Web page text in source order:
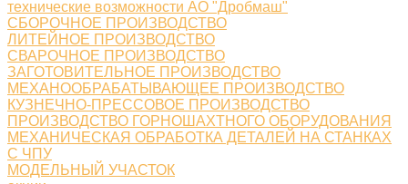
технические возможности АО "Дробмаш"
СБОРОЧНОЕ ПРОИЗВОДСТВО
ЛИТЕЙНОЕ ПРОИЗВОДСТВО
СВАРОЧНОЕ ПРОИЗВОДСТВО
ЗАГОТОВИТЕЛЬНОЕ ПРОИЗВОДСТВО
МЕХАНООБРАБАТЫВАЮЩЕЕ ПРОИЗВОДСТВО
КУЗНЕЧНО-ПРЕССОВОЕ ПРОИЗВОДСТВО
ПРОИЗВОДСТВО ГОРНОШАХТНОГО ОБОРУДОВАНИЯ
МЕХАНИЧЕСКАЯ ОБРАБОТКА ДЕТАЛЕЙ НА СТАНКАХ
С ЧПУ
МОДЕЛЬНЫЙ УЧАСТОК